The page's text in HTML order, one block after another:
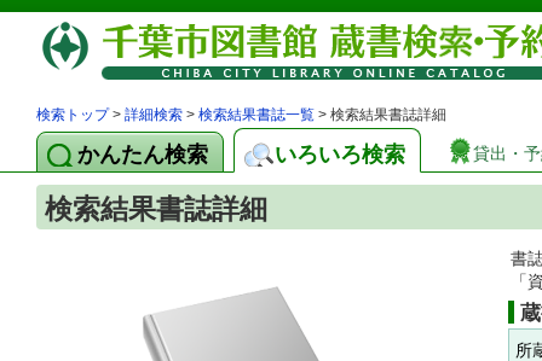
検索トップ> 詳細検索 > 検索結果書誌一覧 > 検索結果書誌詳細
かんたん検索 いろいろ検索 貸出・
検索結果書誌詳細
書
「
所